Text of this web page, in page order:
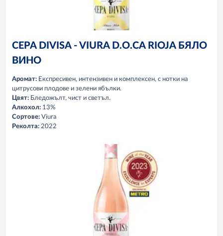
CEPA DIVISA - VIURA D.O.CA RIOJA БЯЛО
ВИНО
Аромат: Експресивен, интензивен и комплексен, с нотки на
цитрусови плодове и зелени ябълки.
Цвят: Бледожълт, чист и светъл.
Алкохол: 13%
Сортове: Viura
Реколта: 2022